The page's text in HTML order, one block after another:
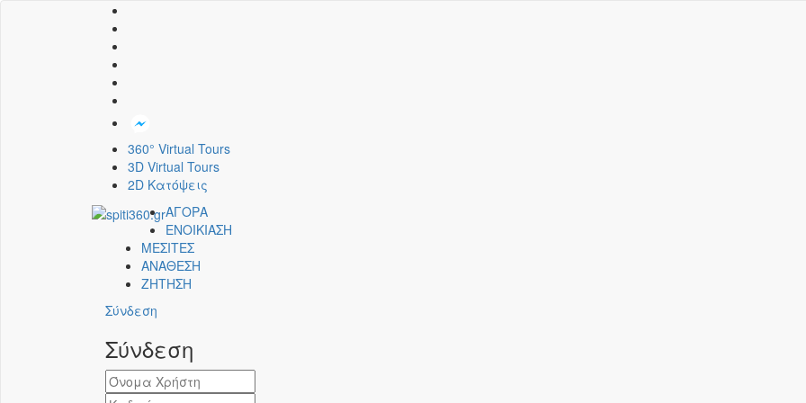
360° Virtual Tours
3D Virtual Tours
2D Κατόψεις
ΑΓΟΡΑ
ΕΝΟΙΚΙΑΣΗ
ΜΕΣΙΤΕΣ
ΑΝΑΘΕΣΗ
ΖΗΤΗΣΗ
Σύνδεση
Σύνδεση